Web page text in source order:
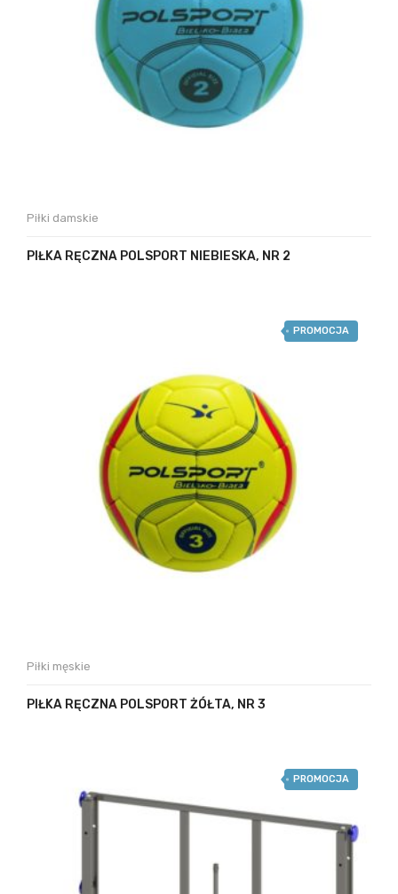
Piłki damskie
PIŁKA RĘCZNA POLSPORT NIEBIESKA, NR 2
PROMOCJA
Piłki męskie
PIŁKA RĘCZNA POLSPORT ŻÓŁTA, NR 3
PROMOCJA